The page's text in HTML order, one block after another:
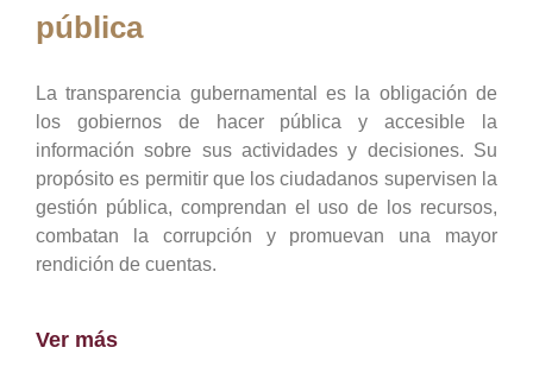
pública
La transparencia gubernamental es la obligación de
los gobiernos de hacer pública y accesible la
información sobre sus actividades y decisiones. Su
propósito es permitir que los ciudadanos supervisen la
gestión pública, comprendan el uso de los recursos,
combatan la corrupción y promuevan una mayor
rendición de cuentas.
Ver más